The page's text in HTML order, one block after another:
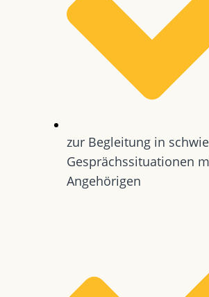
zur Begleitung in
Gesprächssituationen
Angehörigen